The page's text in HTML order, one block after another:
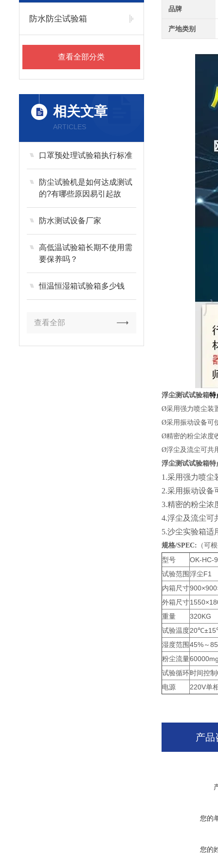
防水防尘试验箱
查看全部分类
相关文章
ARTICLES
口罩预处理试验箱执行标准
防尘试验机是如何达成测试
的?有哪些原因易引起故
障？
防水测试设备厂家
高低温试验箱长期不使用需
要保养吗？
恒温恒湿箱试验箱多少钱
查看全部
品牌
产地类别
浮尘测试试验箱特
Ø采用强力喷尘装
Ø采用振动设备可
Ø精密的粉尘浓度
Ø浮尘及流尘可共
浮尘测试试验箱特
1.采用强力喷尘
2.采用振动设备
3.精密的粉尘浓
4.浮尘及流尘可
5.沙尘实验箱适
规格/SPEC: （可
型号
OK-HC-
试验范围 浮尘F1
内箱尺寸
外箱尺寸
重量
320KG
试验温度
湿度范围 45%～
粉尘流量
试验循环时间控
电源
220V单
产品
您的
您的